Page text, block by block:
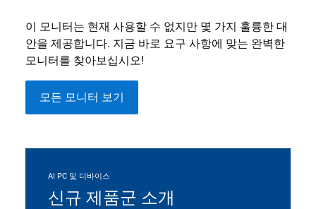
이 모니터는 현재 사용할 수 없지만 몇 가지 훌륭한 대
안을 제공합니다. 지금 바로 요구 사항에 맞는 완벽한
모니터를 찾아보십시오!
모든 모니터 보기
AI PC 및 디바이스
신규 제품군 소개